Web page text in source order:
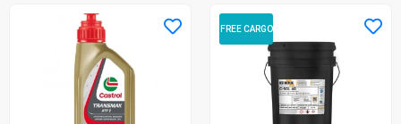
FREE CARGO